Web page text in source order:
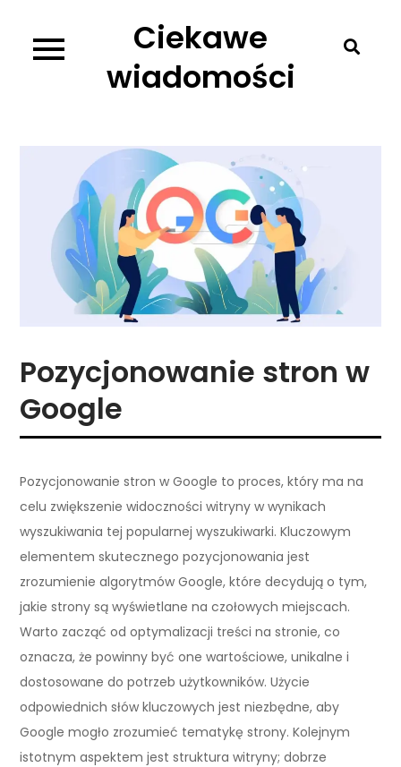
content
Ciekawe
wiadomości
Pozycjonowanie stron w
Google
Pozycjonowanie stron w Google to proces, który ma na
celu zwiększenie widoczności witryny w wynikach
wyszukiwania tej popularnej wyszukiwarki. Kluczowym
elementem skutecznego pozycjonowania jest
zrozumienie algorytmów Google, które decydują o tym,
jakie strony są wyświetlane na czołowych miejscach.
Warto zacząć od optymalizacji treści na stronie, co
oznacza, że powinny być one wartościowe, unikalne i
dostosowane do potrzeb użytkowników. Użycie
odpowiednich słów kluczowych jest niezbędne, aby
Google mogło zrozumieć tematykę strony. Kolejnym
istotnym aspektem jest struktura witryny; dobrze